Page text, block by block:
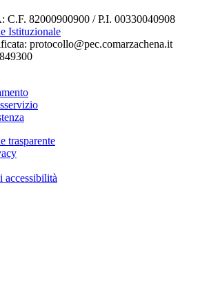
C.F. 82000900900 / P.I. 00330040908
Istituzionale
protocollo@pec.comarzachena.it
trasparente
accessibilità